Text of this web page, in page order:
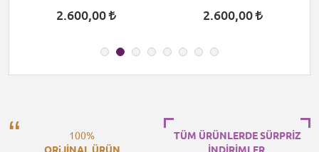
2.600,00 2.600,00
100%
ORiJİNAL ÜRÜN
TÜM ÜRÜNLERDE SÜRPRİZ
İNDİRİMLER